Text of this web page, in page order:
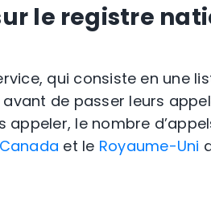
le registre
qui consiste en une
de passer leurs
appeler, le nombre
Canada et le Royaume-Uni